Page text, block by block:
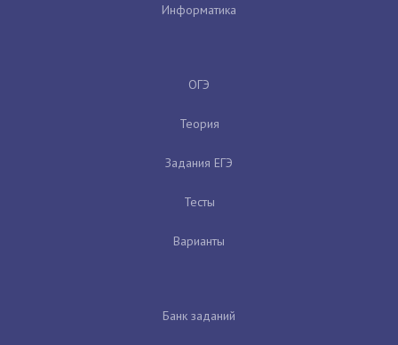
Информатика
ОГЭ
Теория
Задания ЕГЭ
Тесты
Варианты
Банк заданий